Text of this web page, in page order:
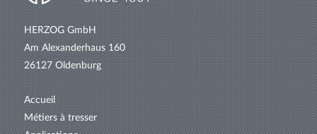
HERZOG GmbH
Am Alexanderhaus 160
26127 Oldenburg
Accueil
Métiers à tresser